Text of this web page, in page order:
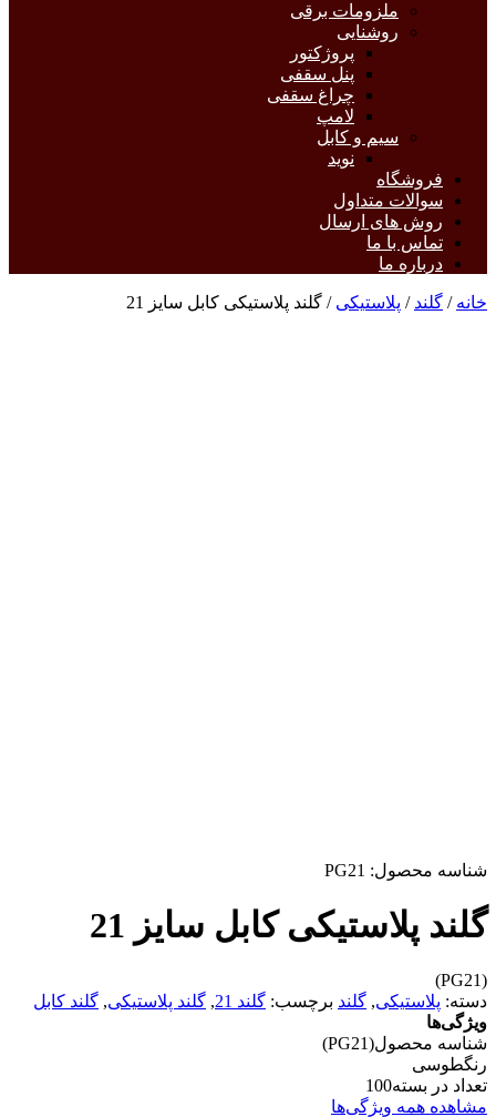
ملزومات برقی
روشنایی
پروژکتور
پنل سقفی
چراغ سقفی
لامپ
سیم و کابل
نوید
فروشگاه
سوالات متداول
روش های ارسال
تماس با ما
درباره ما
خانه / گلند / پلاستیکی / گلند پلاستیکی کابل سایز 21
شناسه محصول: PG21
گلند پلاستیکی کابل سایز 21
(PG21)
دسته: پلاستیکی, گلند برچسب: گلند 21 , گلند پلاستیکی, گلند کابل
ویژگی‌ها
شناسه محصول(PG21)
رنگطوسی
تعداد در بسته100
مشاهده همه ویژگی‌ها